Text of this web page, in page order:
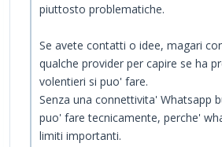
piuttosto problematiche.
Se avete contatti o idee, magari
qualche provider per capire se ha
volentieri si puo' fare.
Senza una connettivita' Whatsapp
puo' fare tecnicamente, perche'
limiti importanti.